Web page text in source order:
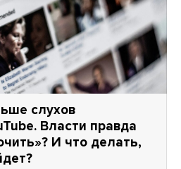
слухов
Власти правда
И что делать,